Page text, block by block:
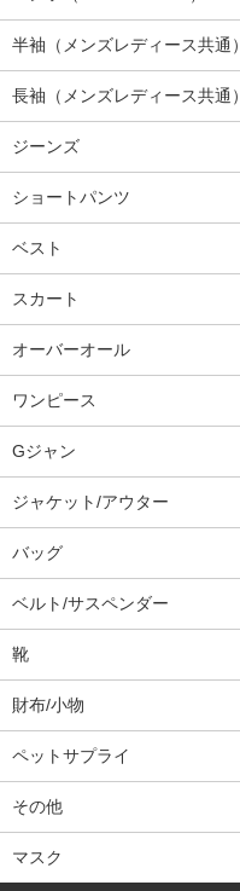
半袖（メンズレディース共通）
長袖（メンズレディース共通）
ジーンズ
ショートパンツ
ベスト
スカート
オーバーオール
ワンピース
Gジャン
ジャケット/アウター
バッグ
ベルト/サスペンダー
靴
財布/小物
ペットサプライ
その他
マスク